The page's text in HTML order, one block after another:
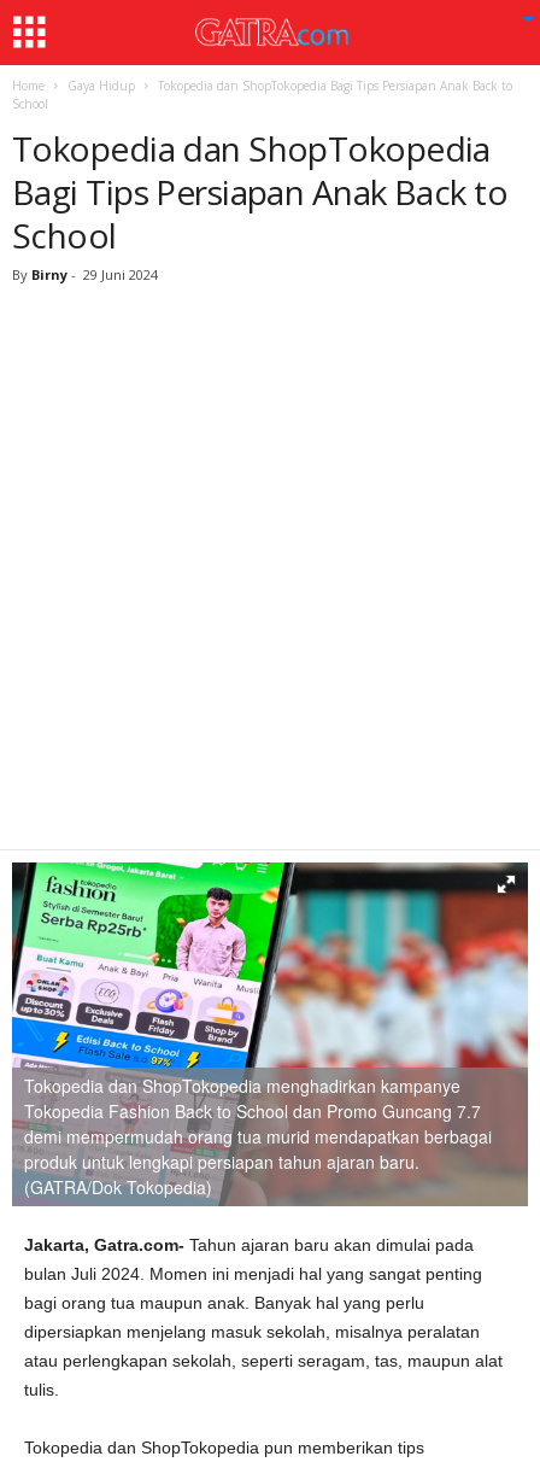
Home Gaya Hidup
Tokopedia dan ShopTokopedia Bagi Tips Persiapan Anak Back to
School
Tokopedia dan ShopTokopedia
Bagi Tips Persiapan Anak Back to
School
By Birny - 29 Juni 2024
Tokopedia dan ShopTokopedia menghadirkan kampanye
Tokopedia Fashion Back to School dan Promo Guncang 7.7
demi mempermudah orang tua murid mendapatkan berbagai
produk untuk lengkapi persiapan tahun ajaran baru.
(GATRA/Dok Tokopedia)
Jakarta, Gatra.com- Tahun ajaran baru akan dimulai pada
bulan Juli 2024. Momen ini menjadi hal yang sangat penting
bagi orang tua maupun anak. Banyak hal yang perlu
dipersiapkan menjelang masuk sekolah, misalnya peralatan
atau perlengkapan sekolah, seperti seragam, tas, maupun alat
tulis.
Tokopedia dan ShopTokopedia pun memberikan tips